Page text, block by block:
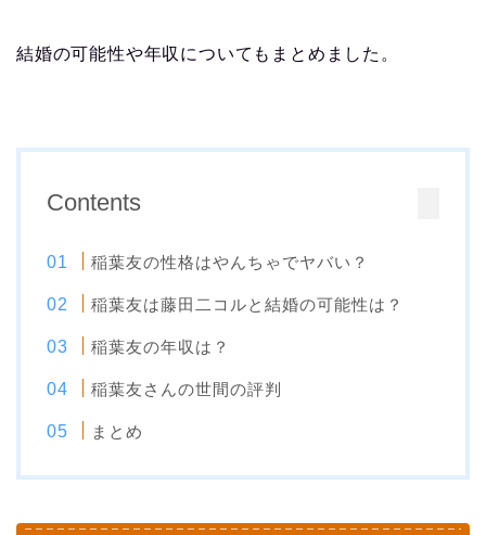
結婚の可能性や年収についてもまとめました。
Contents
稲葉友の性格はやんちゃでヤバい？
稲葉友は藤田二コルと結婚の可能性は？
稲葉友の年収は？
稲葉友さんの世間の評判
まとめ